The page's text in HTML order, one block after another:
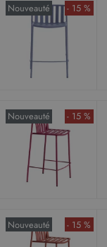
Nouveauté - 15 %
Nouveauté - 15 %
Nouveauté - 15 %